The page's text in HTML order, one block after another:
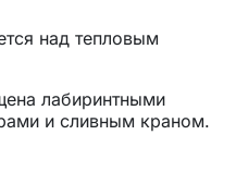
над тепловым
лабиринтными
и сливным краном.
из нержавеющей стали